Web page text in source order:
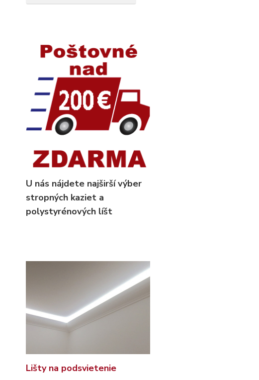
U nás nájdete najširší výber
stropných kaziet a
polystyrénových líšt
Lišty na podsvietenie